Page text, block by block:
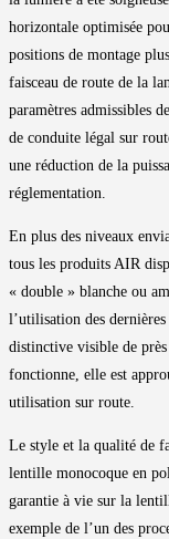
horizontale optimisée
positions de montage
faisceau de route de la
paramètres admissibles
de conduite légal sur
une réduction de la
réglementation.
En plus des niveaux
tous les produits AIR
« double » blanche ou
l’utilisation des
distinctive visible de
fonctionne, elle est
utilisation sur route.
Le style et la qualité de
lentille monocoque en
garantie à vie sur la
exemple de l’un des